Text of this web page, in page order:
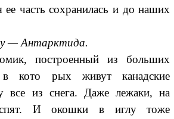
ее часть сохранилась и до наших
Антарктида.
построенный из больших
кото рых живут канадские
все из снега. Даже лежаки, на
И окошки в иглу тоже